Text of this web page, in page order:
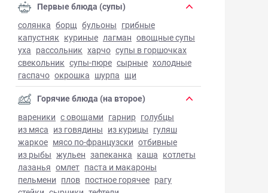
Первые блюда (супы)
солянка борщ бульоны грибные
капустняк куриные лагман овощные супы
уха рассольник харчо супы в горшочках
свекольник супы-пюре сырные холодные
гаспачо окрошка шурпа щи
Горячие блюда (на второе)
вареники с овощами гарнир голубцы
из мяса из говядины из курицы гуляш
жаркое мясо по-французски отбивные
из рыбы жульен запеканка каша котлеты
лазанья омлет паста и макароны
пельмени плов постное горячее рагу